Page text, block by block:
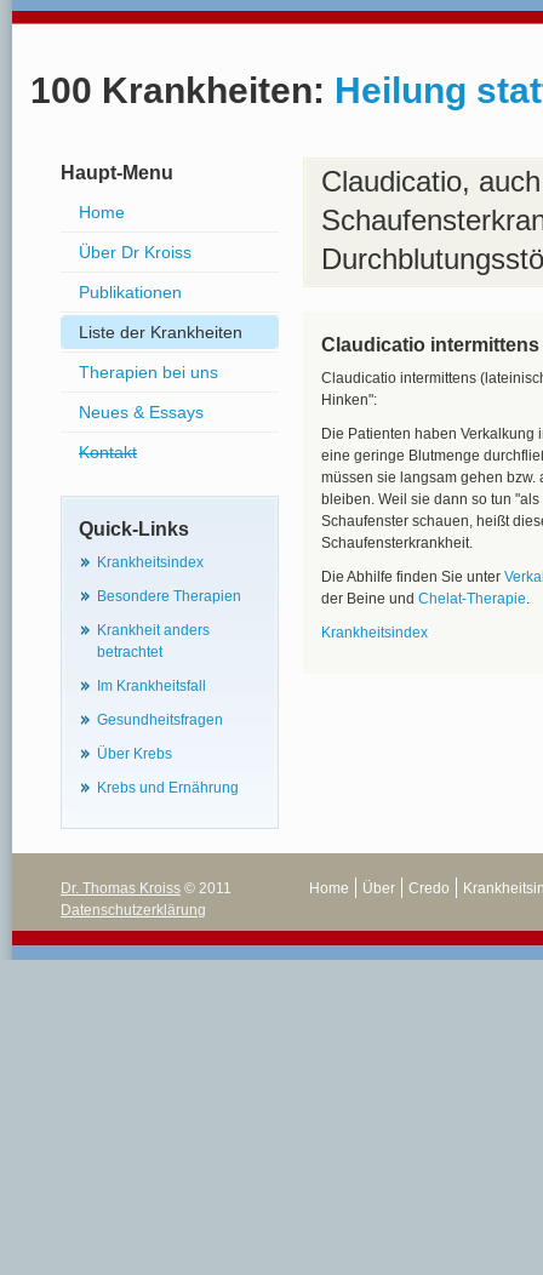
100 Krankheiten: Heilung
Haupt-Menu
Home
Über Dr Kroiss
Publikationen
Liste der Krankheiten
Therapien bei uns
Neues & Essays
Kontakt
Quick-Links
Krankheitsindex
Besondere Therapien
Krankheit anders
betrachtet
Im Krankheitsfall
Gesundheitsfragen
Über Krebs
Krebs und Ernährung
Claudicatio, auch
Claudicatio intermittens
Claudicatio intermittens
Hinken":
Die Patienten haben Verkalkung
eine geringe Blutmenge
müssen sie langsam gehen bzw.
bleiben. Weil sie dann so tun
Schaufenster schauen, heißt
Schaufensterkrankheit.
Die Abhilfe finden Sie unter
der Beine und Chelat-Therapie.
Krankheitsindex
Dr. Thomas Kroiss © 2011
Datenschutzerklärung
Home Über Credo